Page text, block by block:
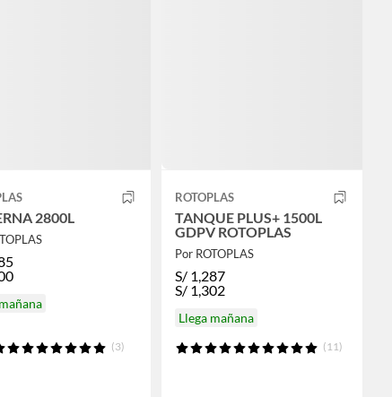
2800L
(3)
ROTOPLAS
TANQUE PLUS+ 1500L
GDPV ROTOPLAS
Por ROTOPLAS
S/ 1,287
S/ 1,302
Llega mañana
(11)